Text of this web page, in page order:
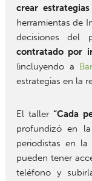
crear
herramientas de
decisiones
contratado por
(incluyendo a
estrategias en la
El taller “Cada
profundizó en
periodistas en
pueden tener
teléfono y